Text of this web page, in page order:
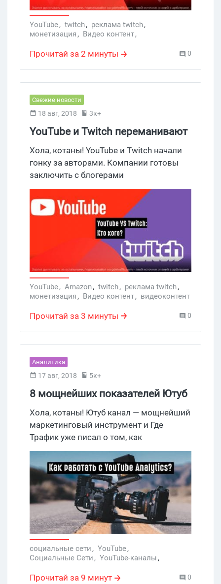
YouTube, twitch, реклама twitch,
монетизация, Видео контент,
YouTube-каналы ,монетизация YouTube
Прочитай за 2 минуты 0
Свежие новости
18 авг, 2018 3к+
YouTube и Twitch переманивают
авторов многомиллионными
контрактами
Хола, котаны! YouTube и Twitch начали
гонку за авторами. Компании готовы
заключить с блогерами
многомиллионные контракты, взамен
на полный переход на одну из
платформ.
YouTube, Amazon, twitch, реклама twitch,
монетизация, Видео контент, видеоконтент
YouTube-каналы ,монетизация YouTube
Прочитай за 3 минуты 0
Аналитика
17 авг, 2018 5к+
8 мощнейших показателей Ютуб
Аналитики
Хола, котаны! Ютуб канал — мощнейший
маркетинговый инструмент и Где
Трафик уже писал о том, как
арбитражнику собрать бесплатные
просмотры. Но угадывать с контентом,
который привлечет внимание,
становится сложнее, поэтому сегодня
рассказываем о 8-ми показателях в
Ютуб Аналитике, отслеживание которых
приведет к успеху!
социальные сети, YouTube,
Социальные Сети, YouTube-каналы,
Прочитай за 9 минут 0